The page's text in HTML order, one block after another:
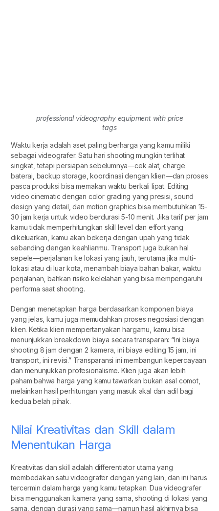
professional videography equipment with price
tags
Waktu kerja adalah aset paling berharga yang kamu miliki
sebagai videografer. Satu hari shooting mungkin terlihat
singkat, tetapi persiapan sebelumnya—cek alat, charge
baterai, backup storage, koordinasi dengan klien—dan proses
pasca produksi bisa memakan waktu berkali lipat. Editing
video cinematic dengan color grading yang presisi, sound
design yang detail, dan motion graphics bisa membutuhkan 15-
30 jam kerja untuk video berdurasi 5-10 menit. Jika tarif per jam
kamu tidak memperhitungkan skill level dan effort yang
dikeluarkan, kamu akan bekerja dengan upah yang tidak
sebanding dengan keahlianmu. Transport juga bukan hal
sepele—perjalanan ke lokasi yang jauh, terutama jika multi-
lokasi atau di luar kota, menambah biaya bahan bakar, waktu
perjalanan, bahkan risiko kelelahan yang bisa mempengaruhi
performa saat shooting.
Dengan menetapkan harga berdasarkan komponen biaya
yang jelas, kamu juga memudahkan proses negosiasi dengan
klien. Ketika klien mempertanyakan hargamu, kamu bisa
menunjukkan breakdown biaya secara transparan: “Ini biaya
shooting 8 jam dengan 2 kamera, ini biaya editing 15 jam, ini
transport, ini revisi.” Transparansi ini membangun kepercayaan
dan menunjukkan profesionalisme. Klien juga akan lebih
paham bahwa harga yang kamu tawarkan bukan asal comot,
melainkan hasil perhitungan yang masuk akal dan adil bagi
kedua belah pihak.
Nilai Kreativitas dan Skill dalam
Menentukan Harga
Kreativitas dan skill adalah differentiator utama yang
membedakan satu videografer dengan yang lain, dan ini harus
tercermin dalam harga yang kamu tetapkan. Dua videografer
bisa menggunakan kamera yang sama, shooting di lokasi yang
sama, dengan durasi yang sama—namun hasil akhirnya bisa